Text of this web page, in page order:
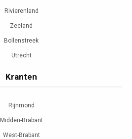
Rivierenland
Zeeland
Bollenstreek
Utrecht
Kranten
Rijnmond
Midden-Brabant
West-Brabant